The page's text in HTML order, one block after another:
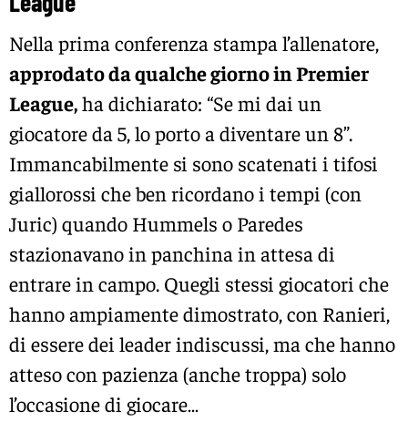
Nella prima conferenza stampa l’allenatore,
approdato da qualche giorno in Premier
League,ha dichiarato: “Se mi dai un
giocatore da 5, lo porto a diventare un 8”.
Immancabilmente si sono scatenati i tifosi
giallorossi che ben ricordano i tempi (con
Juric) quando Hummels o Paredes
stazionavano in panchina in attesa di
entrare in campo. Quegli stessi giocatori che
hanno ampiamente dimostrato, con Ranieri,
di essere dei leader indiscussi, ma che hanno
atteso con pazienza (anche troppa) solo
l’occasione di giocare…